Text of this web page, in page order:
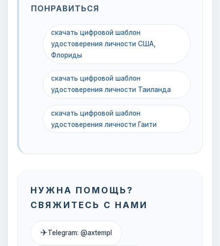
ПОНРАВИТЬСЯ
скачать цифровой шаблон
удостоверения личности США,
Флориды
скачать цифровой шаблон
удостоверения личности Таиланда
скачать цифровой шаблон
удостоверения личности Гаити
НУЖНА ПОМОЩЬ?
СВЯЖИТЕСЬ С НАМИ
✈Telegram: @axtempl